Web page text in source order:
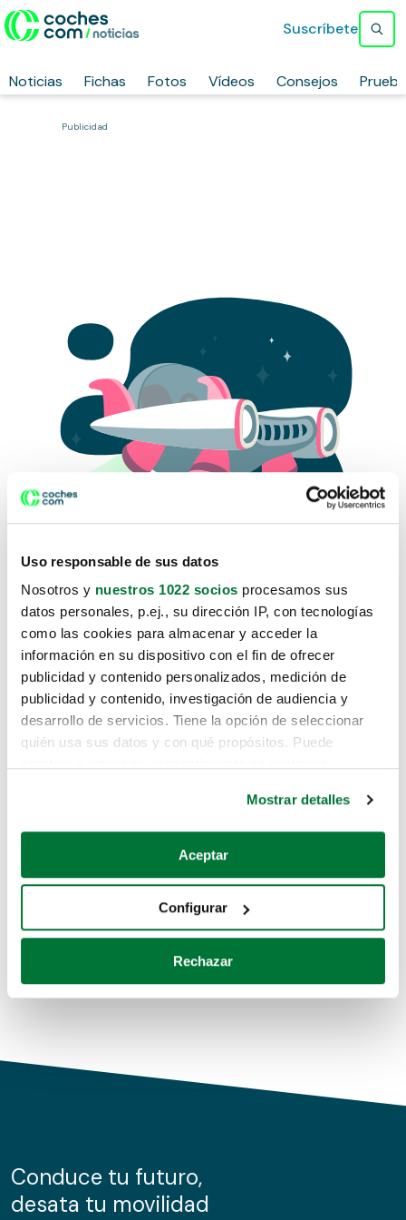
Uso responsable de sus datos
Nosotros y nuestros 1022 socios procesamos sus
datos personales, p.ej., su dirección IP, con tecnologías
como las cookies para almacenar y acceder la
información en su dispositivo con el fin de ofrecer
publicidad y contenido personalizados, medición de
publicidad y contenido, investigación de audiencia y
desarrollo de servicios. Tiene la opción de seleccionar
quién usa sus datos y con qué propósitos. Puede
Si lo permite, también quisiéramos:
Recopilar información sobre su ubicación geográfica
Identificar su dispositivo analizándolo activamente
para buscar características específicas (huellas
Obtenga más información sobre cómo se procesan sus
de cookies.
información sobre el uso que haga del sitio web con
nuestros partners de redes sociales, publicidad y análisis
Mostrar detalles
Aceptar
Configurar
Rechazar
Noticias Fichas Fotos Vídeos Consejos
Suscríbete
Publicidad
Lo sentimos, no sabemos como
te hemos traido hasta aquí.
Pero puedes encontrar el coche que estás
buscando en alguno de estos enlaces:
Coches de segunda mano
Coches de km0
Conduce tu futuro,
desata tu movilidad